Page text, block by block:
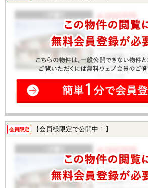
会員限定 【会員様限定で公開中！】